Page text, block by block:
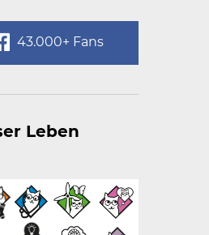
43.000+ Fans
Leben